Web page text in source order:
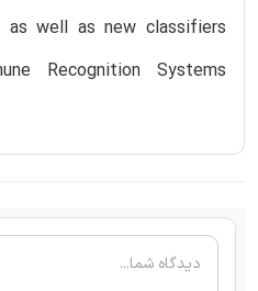
well as new classifiers
Recognition Systems